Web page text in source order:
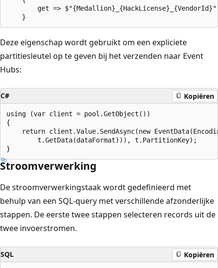
get =>
Deze eigenschap wordt gebruikt om een expliciete
partitiesleutel op te geven bij het verzenden naar Event
Hubs:
C# Kopiëren
using (var client = pool.GetObject())
{
return client.Value.SendAsync(new
        t.GetData(dataFormat))), t.PartitionKey);
Stroomverwerking
De stroomverwerkingstaak wordt gedefinieerd met
behulp van een SQL-query met verschillende afzonderlijke
stappen. De eerste twee stappen selecteren records uit de
twee invoerstromen.
SQL Kopiëren